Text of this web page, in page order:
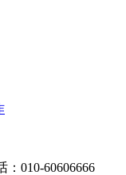
010-60606666